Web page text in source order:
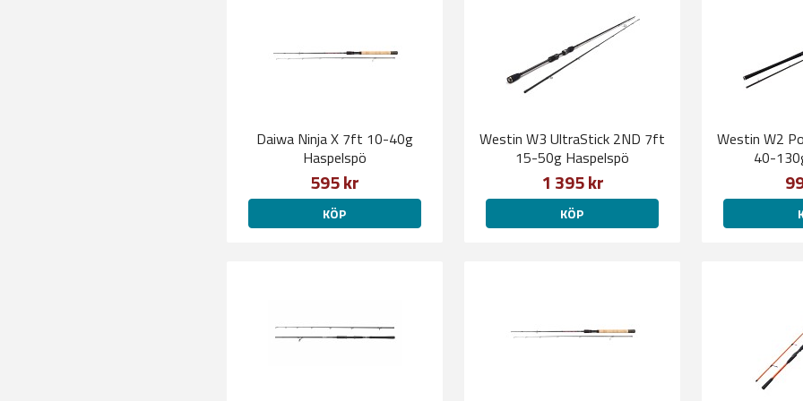
Daiwa Ninja X 7ft 10-40g
Haspelspö
595 kr
KÖP
Westin W3 UltraStick 2ND 7ft
15-50g Haspelspö
1 395 kr
KÖP
Westin W2
40-